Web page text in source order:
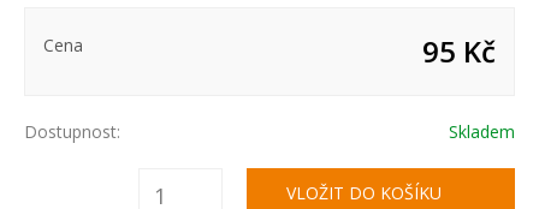
Cena 95 Kč
Dostupnost: Skladem